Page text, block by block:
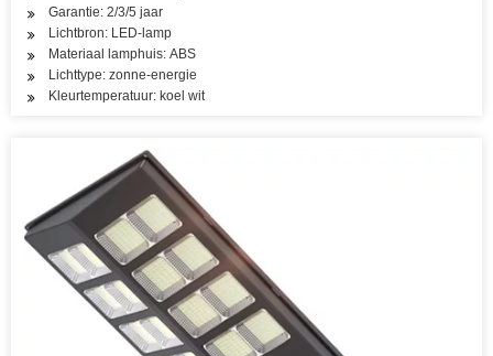
Garantie: 2/3/5 jaar
Lichtbron: LED-lamp
Materiaal lamphuis: ABS
Lichttype: zonne-energie
Kleurtemperatuur: koel wit